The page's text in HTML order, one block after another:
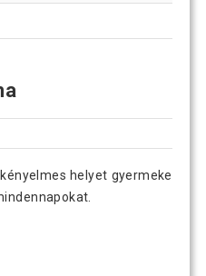
helyet gyermeke